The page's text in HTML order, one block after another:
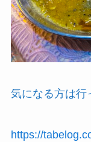
気になる方は行
https://